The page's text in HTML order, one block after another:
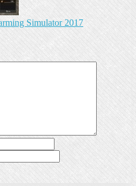
Simulator 2017